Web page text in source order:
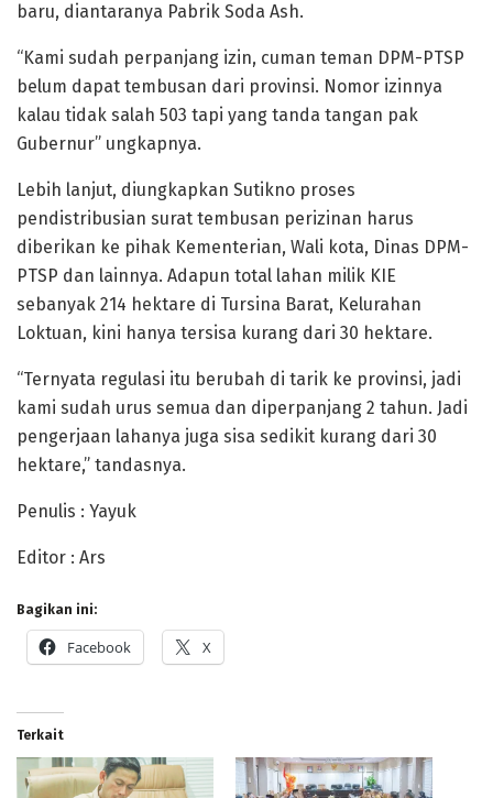
baru, diantaranya Pabrik Soda Ash.
“Kami sudah perpanjang izin, cuman teman DPM-PTSP
belum dapat tembusan dari provinsi. Nomor izinnya
kalau tidak salah 503 tapi yang tanda tangan pak
Gubernur” ungkapnya.
Lebih lanjut, diungkapkan Sutikno proses
pendistribusian surat tembusan perizinan harus
diberikan ke pihak Kementerian, Wali kota, Dinas DPM-
PTSP dan lainnya. Adapun total lahan milik KIE
sebanyak 214 hektare di Tursina Barat, Kelurahan
Loktuan, kini hanya tersisa kurang dari 30 hektare.
“Ternyata regulasi itu berubah di tarik ke provinsi, jadi
kami sudah urus semua dan diperpanjang 2 tahun. Jadi
pengerjaan lahanya juga sisa sedikit kurang dari 30
hektare,” tandasnya.
Penulis : Yayuk
Editor : Ars
Bagikan ini:
Facebook X
Terkait